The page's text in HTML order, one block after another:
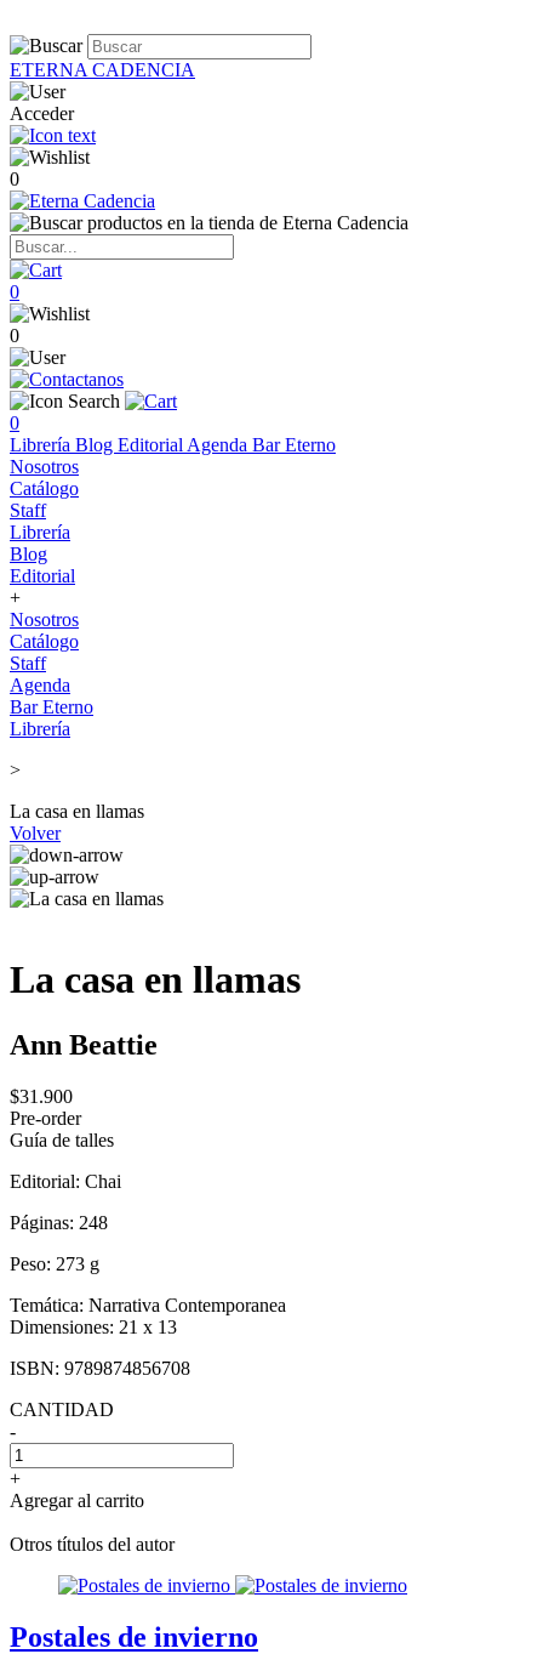
ETERNA CADENCIA
Acceder
0
0
0
0
Librería Blog Editorial Agenda Bar Eterno
Nosotros
Catálogo
Staff
Librería
Blog
Editorial
+
Nosotros
Catálogo
Staff
Agenda
Bar Eterno
Librería
>
La casa en llamas
Volver
La casa en llamas
Ann Beattie
$31.900
Pre-order
Guía de talles
Editorial: Chai
Páginas: 248
Peso: 273 g
Temática: Narrativa Contemporanea
Dimensiones: 21 x 13
ISBN: 9789874856708
CANTIDAD
-
+
Agregar al carrito
Otros títulos del autor
Postales de invierno